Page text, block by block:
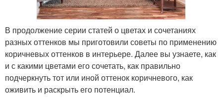
В продолжение серии статей о цветах и сочетаниях
разных оттенков мы приготовили советы по применению
коричневых оттенков в интерьере. Далее вы узнаете, как
и с какими цветами его сочетать, как правильно
подчеркнуть тот или иной оттенок коричневого, как
оживить и раскрыть его потенциал.